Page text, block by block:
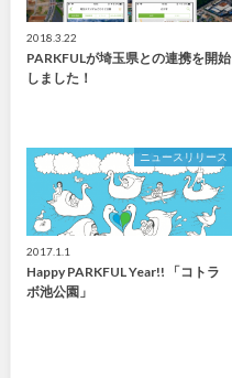
2018.3.22
PARKFULが埼玉県との連携を開始
しました！
ニュースリリース
2017.1.1
Happy PARKFUL Year!! 「コトラ
ボ池公園」